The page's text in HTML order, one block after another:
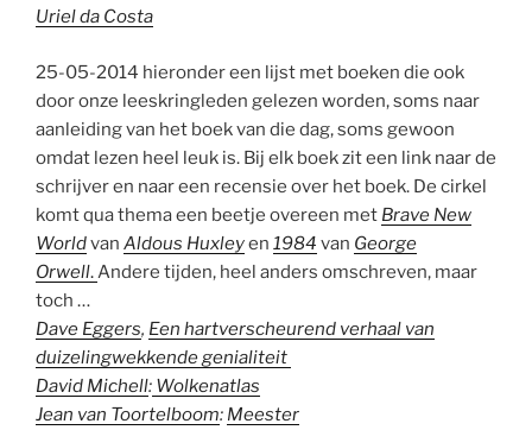
Uriel da Costa
25-05-2014 hieronder een lijst met boeken die ook
door onze leeskringleden gelezen worden, soms naar
aanleiding van het boek van die dag, soms gewoon
omdat lezen heel leuk is. Bij elk boek zit een link naar de
schrijver en naar een recensie over het boek. De cirkel
komt qua thema een beetje overeen met Brave New
Worldvan Aldous Huxleyen 1984 van George
Orwell. Andere tijden, heel anders omschreven, maar
toch …
Dave Eggers, Een hartverscheurend verhaal van
duizelingwekkende genialiteit
David Michell: Wolkenatlas
Jean van Toortelboom: Meester